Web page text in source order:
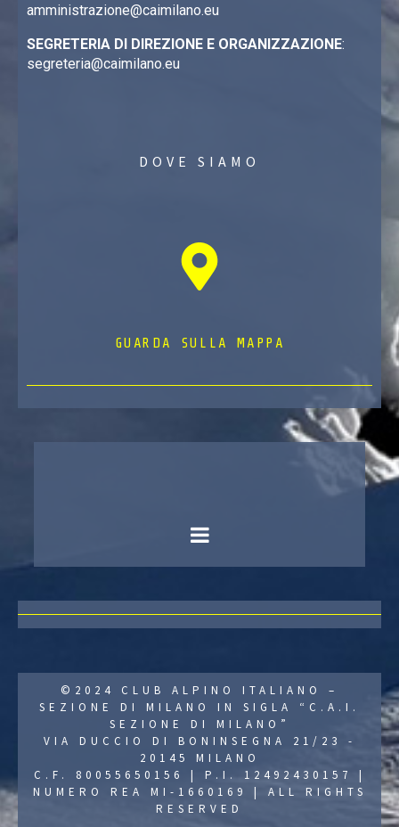
amministrazione@caimilano.eu
SEGRETERIA DI DIREZIONE E ORGANIZZAZIONE:
segreteria@caimilano.eu
DOVE SIAMO
GUARDA SULLA MAPPA
©2024 CLUB ALPINO ITALIANO –
SEZIONE DI MILANO IN SIGLA “C.A.I.
SEZIONE DI MILANO”
VIA DUCCIO DI BONINSEGNA 21/23 -
20145 MILANO
C.F. 80055650156 | P.I. 12492430157 |
NUMERO REA MI-1660169 | ALL RIGHTS
RESERVED